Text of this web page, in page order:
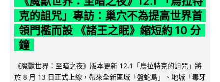
克的詛咒」專訪：巢穴不為提高世界首
領門檻而設 《諸王之眠》縮短約 10 分
鐘
《魔獸世界：至暗之夜》版本更新 12.1「烏拉特克的詛咒」將
於 8 月 13 日正式上線，帶來全新區域「盤蛇島」、地城「毒牙